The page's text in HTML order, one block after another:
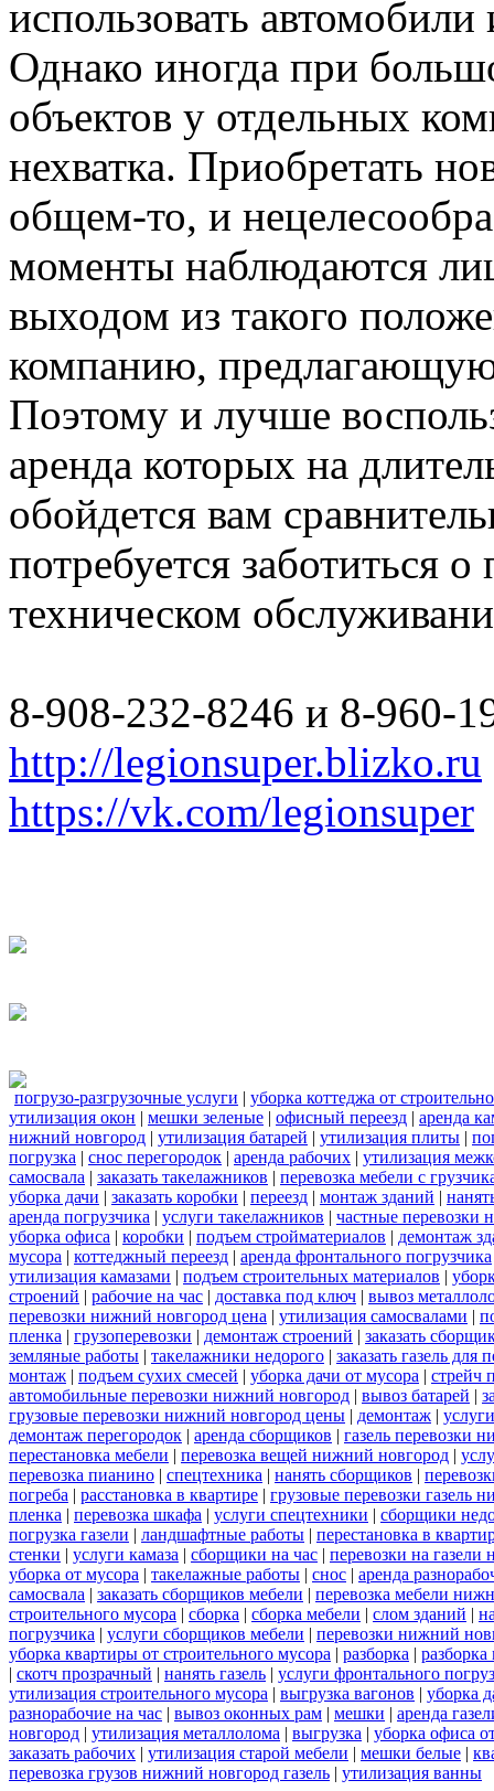
использовать
Однако иногда при
объектов у отдельных
нехватка. Приобретать
общем-то, и
моменты наблюдаются
выходом из такого
компанию,
Поэтому и лучше
аренда которых на
обойдется вам
потребуется заботиться
техническом
8-908-232-8246 и 8-960-
http://legionsuper.blizko.ru
https://vk.com/legionsuper
погрузо-разгрузочные услуги | уборка коттеджа от
утилизация окон | мешки зеленые | офисный переезд | аренда
нижний новгород | утилизация батарей | утилизация плиты |
погрузка | снос перегородок | аренда рабочих | утилизация
самосвала | заказать такелажников | перевозка мебели с
уборка дачи | заказать коробки | переезд | монтаж зданий |
аренда погрузчика | услуги такелажников | частные перевозки
уборка офиса | коробки | подъем стройматериалов | демонтаж
мусора | коттеджный переезд | аренда фронтального погрузчика
утилизация камазами | подъем строительных материалов |
строений | рабочие на час | доставка под ключ | вывоз
перевозки нижний новгород цена | утилизация самосвалами |
пленка | грузоперевозки | демонтаж строений | заказать
земляные работы | такелажники недорого | заказать газель
монтаж | подъем сухих смесей | уборка дачи от мусора | стрейч
автомобильные перевозки нижний новгород | вывоз батарей |
грузовые перевозки нижний новгород цены | демонтаж |
демонтаж перегородок | аренда сборщиков | газель перевозки
перестановка мебели | перевозка вещей нижний новгород |
перевозка пианино | спецтехника | нанять сборщиков |
погреба | расстановка в квартире | грузовые перевозки газель
пленка | перевозка шкафа | услуги спецтехники | сборщики
погрузка газели | ландшафтные работы | перестановка в
стенки | услуги камаза | сборщики на час | перевозки на
уборка от мусора | такелажные работы | снос | аренда
самосвала | заказать сборщиков мебели | перевозка мебели
строительного мусора | сборка | сборка мебели | слом зданий |
погрузчика | услуги сборщиков мебели | перевозки нижний
уборка квартиры от строительного мусора | разборка |
| скотч прозрачный | нанять газель | услуги фронтального
утилизация строительного мусора | выгрузка вагонов | уборка
разнорабочие на час | вывоз оконных рам | мешки | аренда
новгород | утилизация металлолома | выгрузка | уборка офиса
заказать рабочих | утилизация старой мебели | мешки белые |
перевозка грузов нижний новгород газель | утилизация ванны